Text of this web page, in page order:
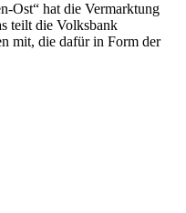
Ost“ hat die Vermarktung
teilt die Volksbank
mit, die dafür in Form der